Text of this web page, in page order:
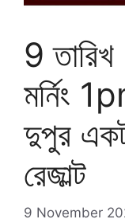
9
মর্নিং
দুপুর
রেজাল্ট
9 November